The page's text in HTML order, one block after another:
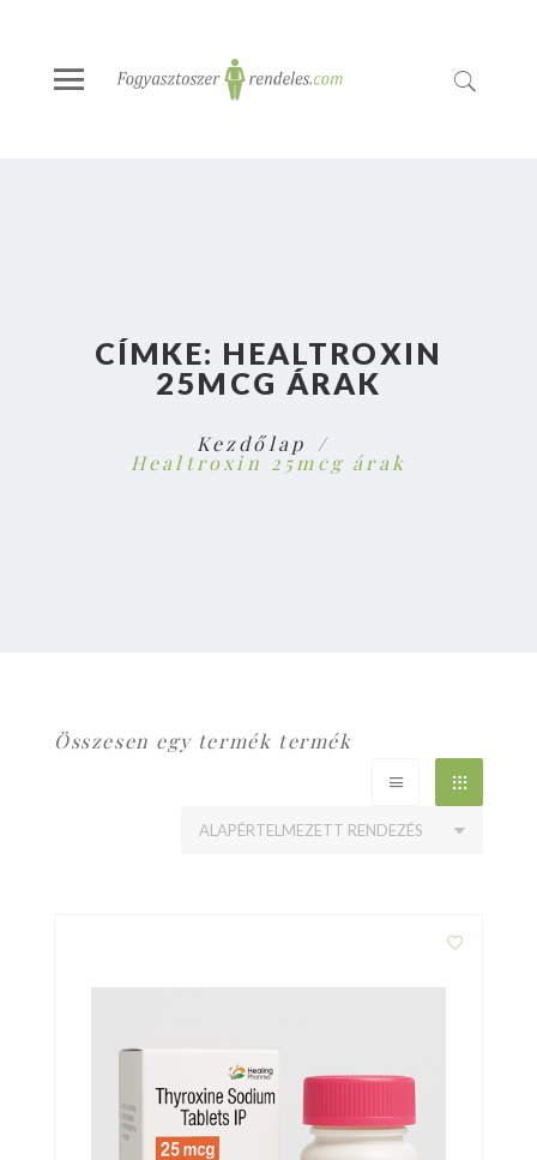
CÍMKE: HEALTROXIN
25MCG ÁRAK
Kezdőlap
Healtroxin 25mcg árak
Összesen egy termék termék